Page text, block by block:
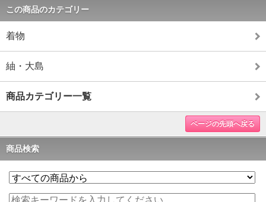
この商品のカテゴリー
着物
紬・大島
商品カテゴリー一覧
ページの先頭へ戻る
商品検索